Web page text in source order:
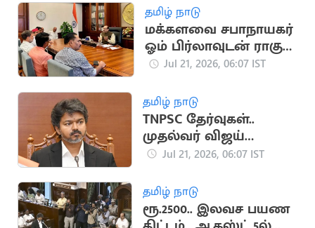
தமிழ் நாடு
மக்களவை சபாநாயகர்
ஓம் பிர்லாவுடன் ராகுல்
காந்தி சந்திப்பு
Jul 21, 2026, 06:07 IST
தமிழ் நாடு
TNPSC தேர்வுகள்..
முதல்வர் விஜய்
ஆலோசனை
Jul 21, 2026, 06:07 IST
தமிழ் நாடு
ரூ.2500.. இலவச பயண